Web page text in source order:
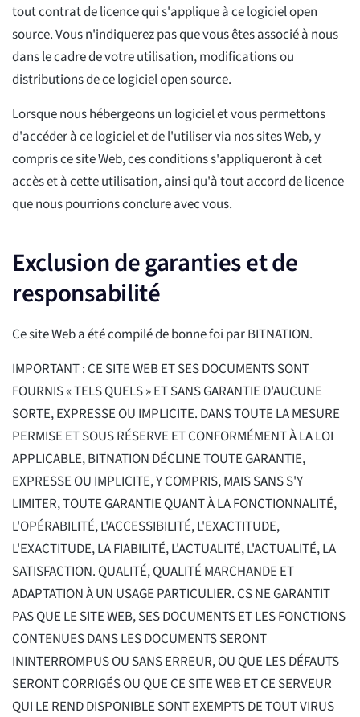
tout contrat de licence qui s'applique à ce logiciel open
source. Vous n'indiquerez pas que vous êtes associé à nous
dans le cadre de votre utilisation, modifications ou
distributions de ce logiciel open source.
Lorsque nous hébergeons un logiciel et vous permettons
d'accéder à ce logiciel et de l'utiliser via nos sites Web, y
compris ce site Web, ces conditions s'appliqueront à cet
accès et à cette utilisation, ainsi qu'à tout accord de licence
que nous pourrions conclure avec vous.
Exclusion de garanties et de
responsabilité
Ce site Web a été compilé de bonne foi par BITNATION.
IMPORTANT : CE SITE WEB ET SES DOCUMENTS SONT
FOURNIS « TELS QUELS » ET SANS GARANTIE D'AUCUNE
SORTE, EXPRESSE OU IMPLICITE. DANS TOUTE LA MESURE
PERMISE ET SOUS RÉSERVE ET CONFORMÉMENT À LA LOI
APPLICABLE, BITNATION DÉCLINE TOUTE GARANTIE,
EXPRESSE OU IMPLICITE, Y COMPRIS, MAIS SANS S'Y
LIMITER, TOUTE GARANTIE QUANT À LA FONCTIONNALITÉ,
L'OPÉRABILITÉ, L'ACCESSIBILITÉ, L'EXACTITUDE,
L'EXACTITUDE, LA FIABILITÉ, L'ACTUALITÉ, L'ACTUALITÉ, LA
SATISFACTION. QUALITÉ, QUALITÉ MARCHANDE ET
ADAPTATION À UN USAGE PARTICULIER. CS NE GARANTIT
PAS QUE LE SITE WEB, SES DOCUMENTS ET LES FONCTIONS
CONTENUES DANS LES DOCUMENTS SERONT
ININTERROMPUS OU SANS ERREUR, OU QUE LES DÉFAUTS
SERONT CORRIGÉS OU QUE CE SITE WEB ET CE SERVEUR
QUI LE REND DISPONIBLE SONT EXEMPTS DE TOUT VIRUS